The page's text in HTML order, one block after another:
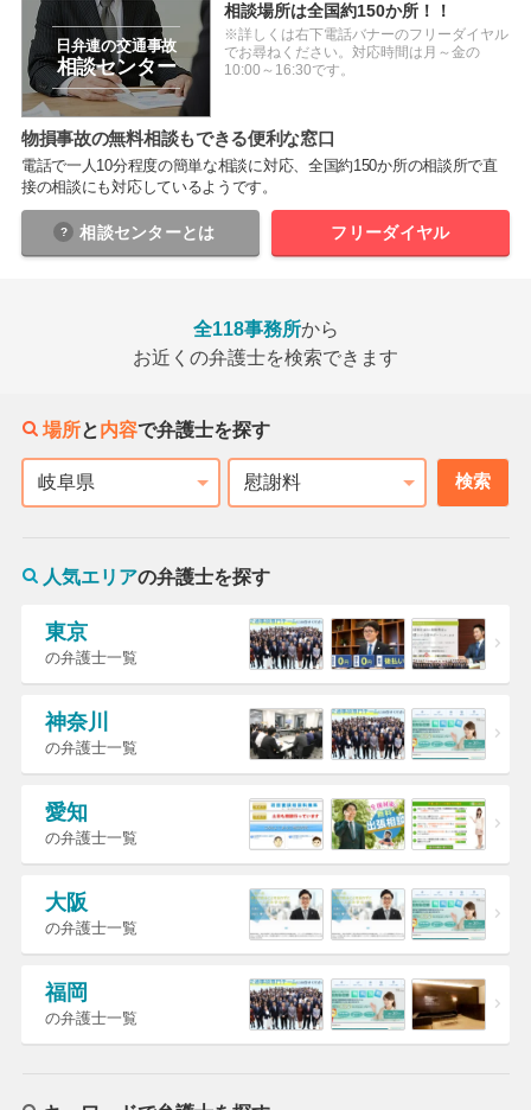
日弁連の交通事故
相談センター
相談場所は全国約150か所！！
※詳しくは右下電話バナーのフリーダイヤル
でお尋ねください。対応時間は月～金の
10:00～16:30です。
物損事故の無料相談もできる便利な窓口
電話で一人10分程度の簡単な相談に対応、全国約150か所の相談所で直
接の相談にも対応しているようです。
相談センターとは フリーダイヤル
全118事務所から
お近くの弁護士を検索できます
場所と内容で弁護士を探す
都道府県 相談内容 検索
人気エリアの弁護士を探す
東京
の弁護士一覧
神奈川
の弁護士一覧
愛知
の弁護士一覧
大阪
の弁護士一覧
福岡
の弁護士一覧